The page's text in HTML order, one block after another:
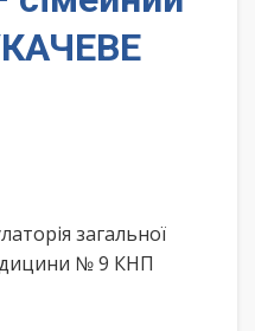
загальної
№ 9 КНП